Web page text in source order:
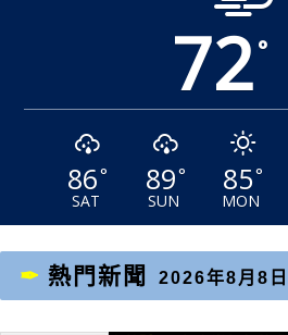
72°
86°
SAT
89°
SUN
85°
MON
熱門新聞 2026年8月8日